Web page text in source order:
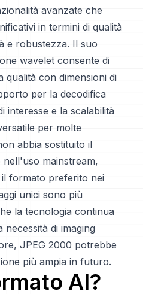
avanzate che
in termini di qualità
e robustezza. Il suo
wavelet consente di
qualità con dimensioni di
per la decodifica
interesse e la scalabilità
per molte
abbia sostituito il
mainstream,
formato preferito nei
unici sono più
la tecnologia continua
di imaging
JPEG 2000 potrebbe
più ampia in futuro.
AI?